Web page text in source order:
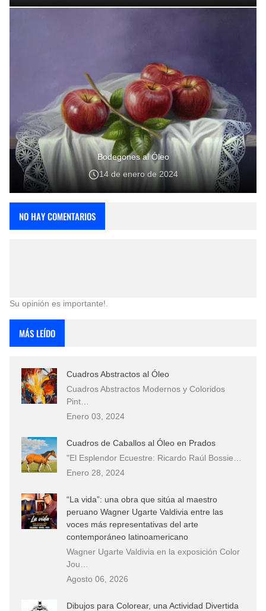
Bodegones al Óleo
14 de enero de 2024
NO HAY COMENTARIOS
Su opinión es importante!.
MÁS LEÍDO
Cuadros Abstractos al Óleo
Cuadros Abstractos Modernos y Coloridos
Pint…
Enero 03, 2024
Cuadros de Caballos al Óleo en Prados
"El Esplendor Ecuestre: Ricardo Raúl Bossie…
Enero 28, 2024
“La vida”: una obra que sitúa al maestro
peruano Wagner Ugarte Valdivia entre las
voces más representativas del arte
contemporáneo latinoamericano
Wagner Ugarte Valdivia en la exposición Color
Jou…
Agosto 06, 2026
Dibujos para Colorear, una Actividad Divertida